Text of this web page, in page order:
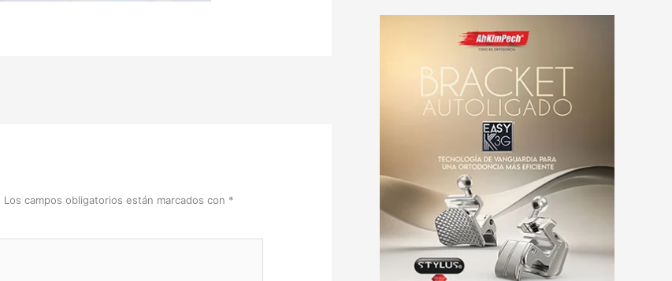
Los campos obligatorios están marcados con *